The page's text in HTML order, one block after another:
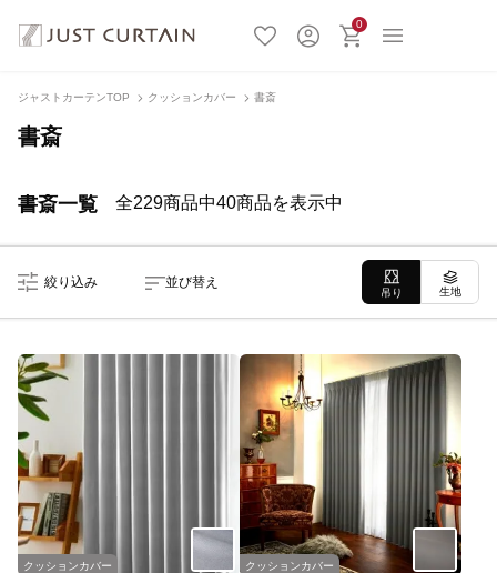
0
ジャストカーテンTOP クッションカバー 書斎
書斎
書斎一覧 全229商品中40商品を表示中
絞り込み 並び替え
吊り 生地
クッションカバー クッションカバー